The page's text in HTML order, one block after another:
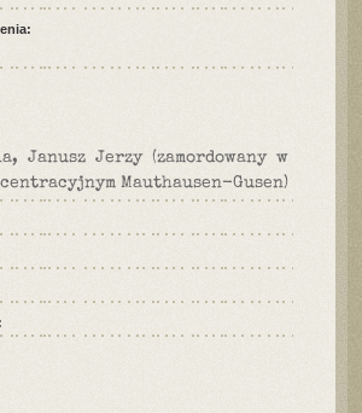
Janusz Jerzy (zamordowany w
Mauthausen-Gusen)